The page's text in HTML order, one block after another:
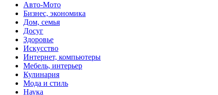
Авто-Мото
Бизнес, экономика
Дом, семья
Досуг
Здоровье
Искусство
Интернет, компьютеры
Мебель, интерьер
Кулинария
Мода и стиль
Наука